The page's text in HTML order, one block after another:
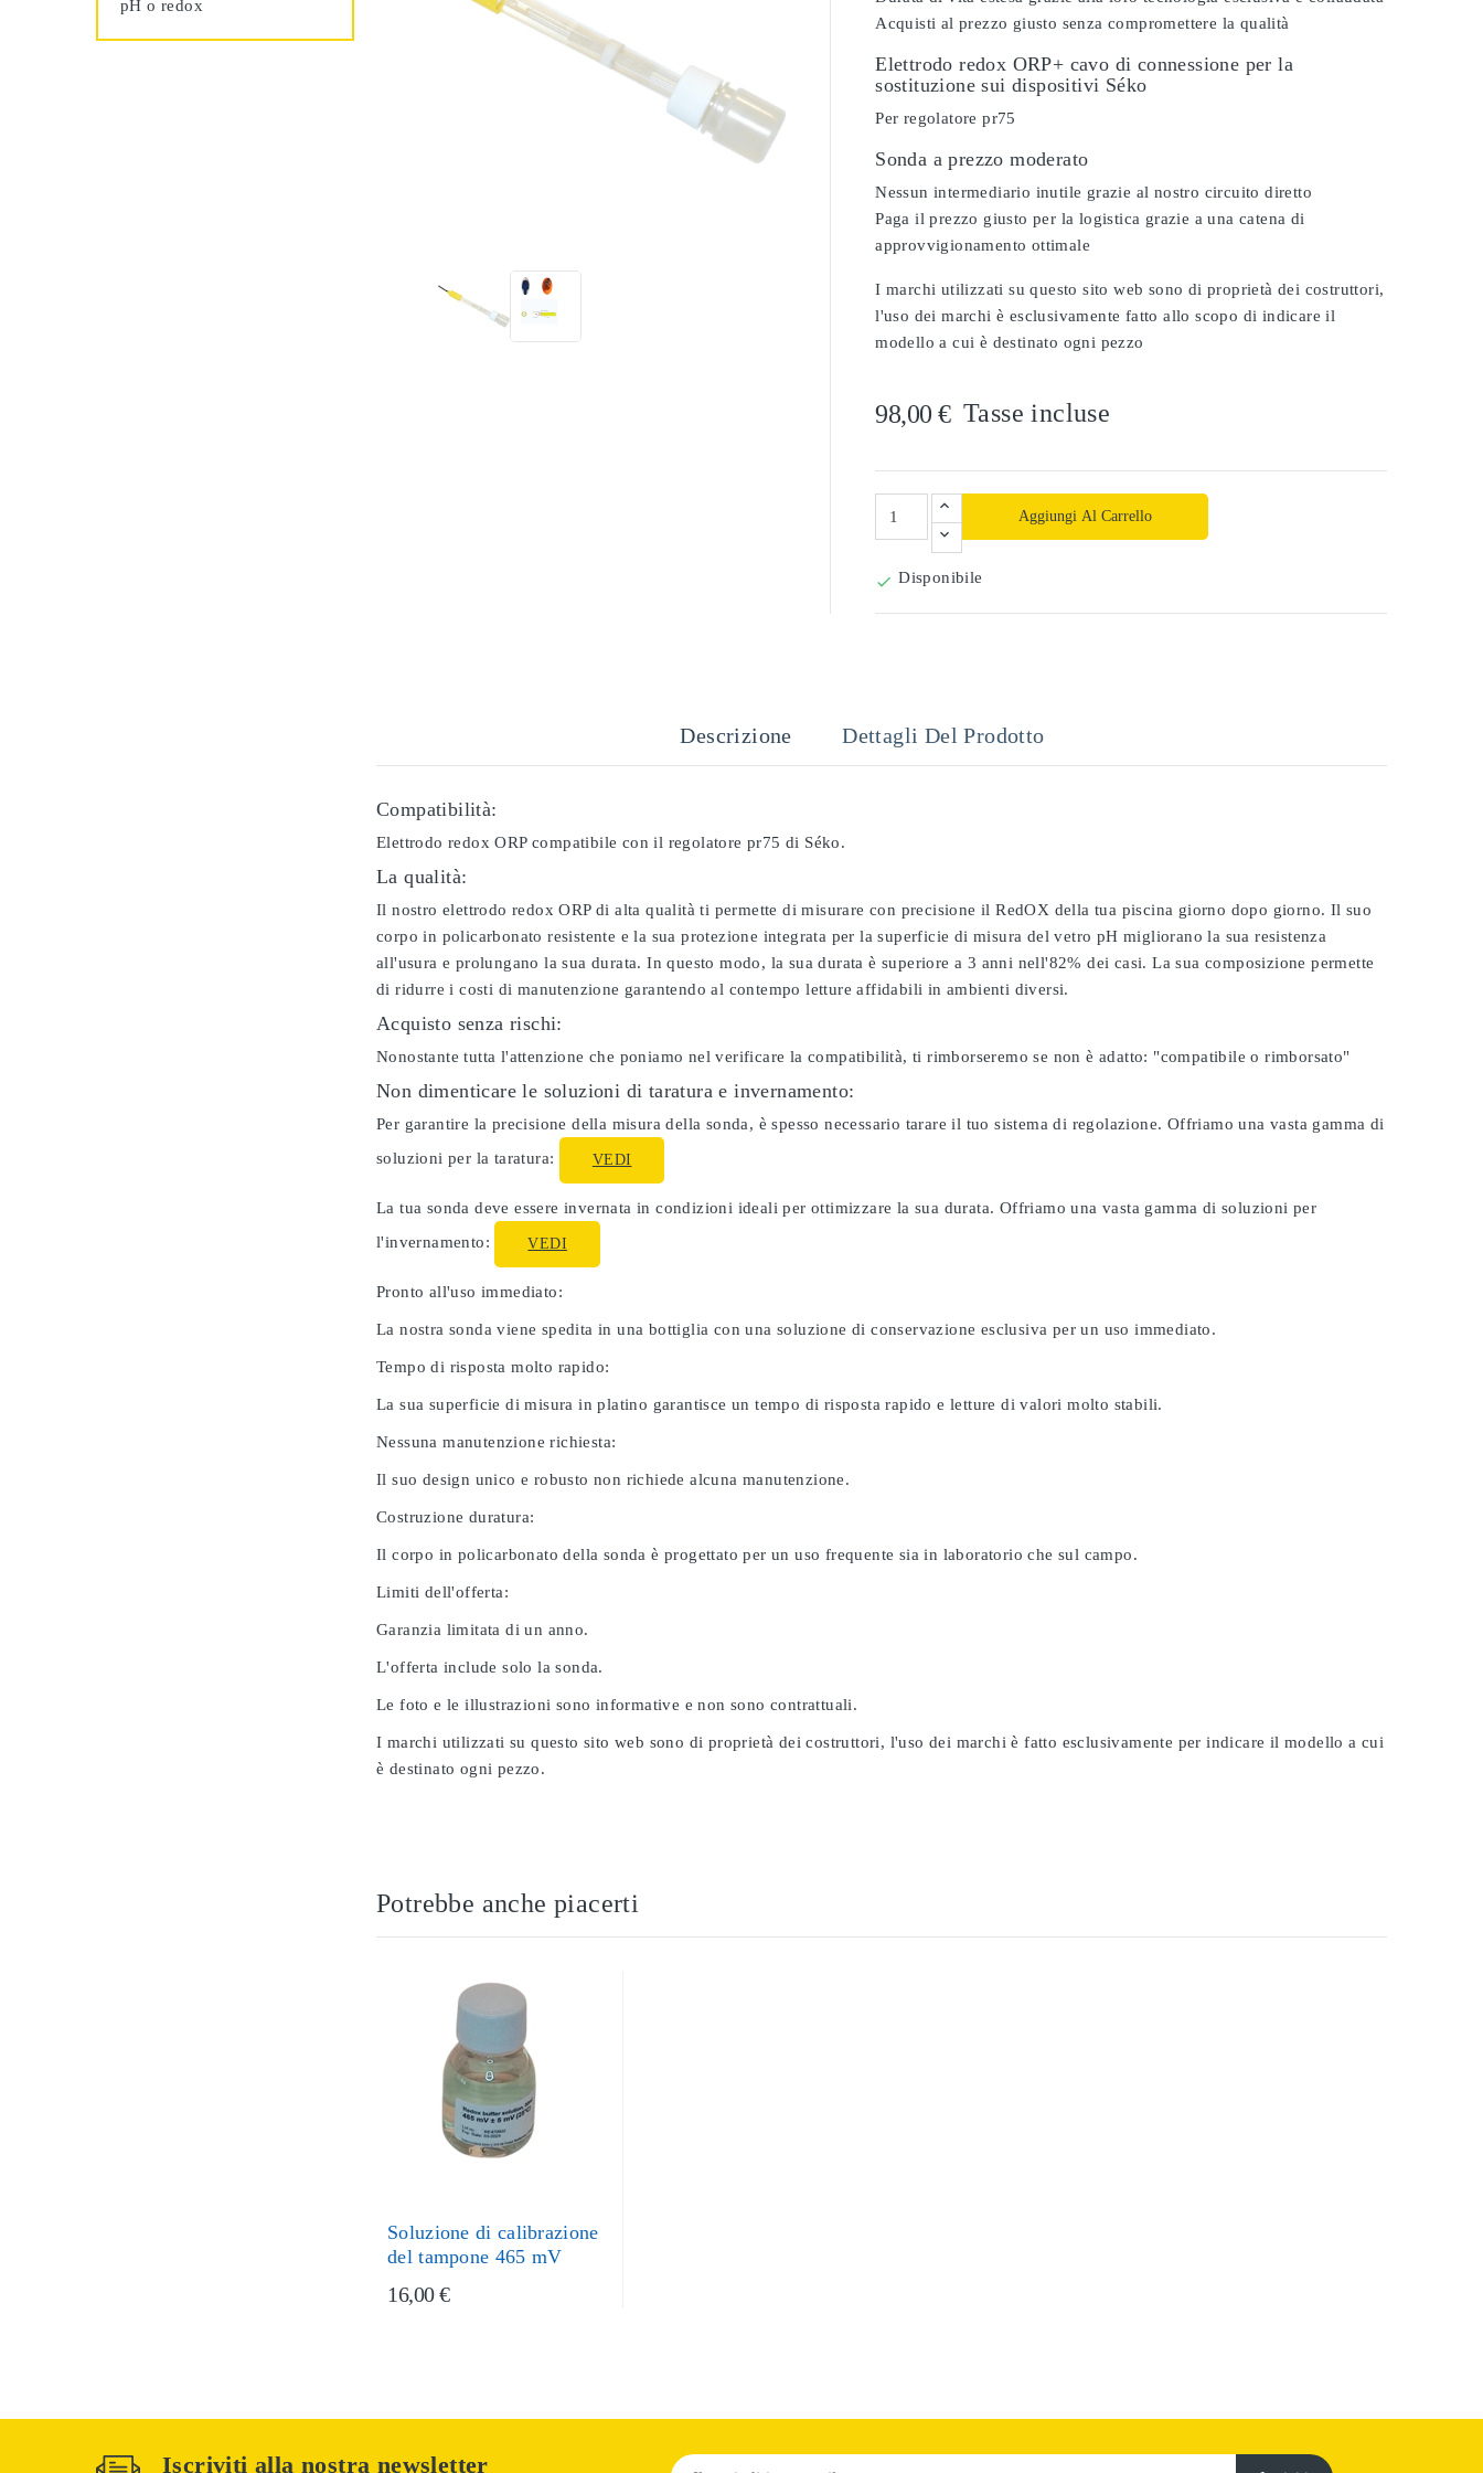
pH o redox
Acquisti al prezzo giusto senza compromettere la qualità
Elettrodo redox ORP+ cavo di connessione per la
sostituzione sui dispositivi Séko
Per regolatore pr75
Sonda a prezzo moderato
Nessun intermediario inutile grazie al nostro circuito diretto
Paga il prezzo giusto per la logistica grazie a una catena di
approvvigionamento ottimale
I marchi utilizzati su questo sito web sono di proprietà dei costruttori,
l'uso dei marchi è esclusivamente fatto allo scopo di indicare il
modello a cui è destinato ogni pezzo
98,00 € Tasse incluse
Aggiungi Al Carrello
 Disponibile
Descrizione Dettagli Del Prodotto
Compatibilità:
Elettrodo redox ORP compatibile con il regolatore pr75 di Séko.
La qualità:
Il nostro elettrodo redox ORP di alta qualità ti permette di misurare con precisione il RedOX della tua piscina giorno dopo giorno. Il suo
corpo in policarbonato resistente e la sua protezione integrata per la superficie di misura del vetro pH migliorano la sua resistenza
all'usura e prolungano la sua durata. In questo modo, la sua durata è superiore a 3 anni nell'82% dei casi. La sua composizione permette
di ridurre i costi di manutenzione garantendo al contempo letture affidabili in ambienti diversi.
Acquisto senza rischi:
Nonostante tutta l'attenzione che poniamo nel verificare la compatibilità, ti rimborseremo se non è adatto: "compatibile o rimborsato"
Non dimenticare le soluzioni di taratura e invernamento:
Per garantire la precisione della misura della sonda, è spesso necessario tarare il tuo sistema di regolazione. Offriamo una vasta gamma di
soluzioni per la taratura:
VEDI
La tua sonda deve essere invernata in condizioni ideali per ottimizzare la sua durata. Offriamo una vasta gamma di soluzioni per
l'invernamento:
VEDI
Pronto all'uso immediato:
La nostra sonda viene spedita in una bottiglia con una soluzione di conservazione esclusiva per un uso immediato.
Tempo di risposta molto rapido:
La sua superficie di misura in platino garantisce un tempo di risposta rapido e letture di valori molto stabili.
Nessuna manutenzione richiesta:
Il suo design unico e robusto non richiede alcuna manutenzione.
Costruzione duratura:
Il corpo in policarbonato della sonda è progettato per un uso frequente sia in laboratorio che sul campo.
Limiti dell'offerta:
Garanzia limitata di un anno.
L'offerta include solo la sonda.
Le foto e le illustrazioni sono informative e non sono contrattuali.
I marchi utilizzati su questo sito web sono di proprietà dei costruttori, l'uso dei marchi è fatto esclusivamente per indicare il modello a cui
è destinato ogni pezzo.
Potrebbe anche piacerti
Soluzione di calibrazione
del tampone 465 mV
16,00 €
Iscriviti alla nostra newsletter